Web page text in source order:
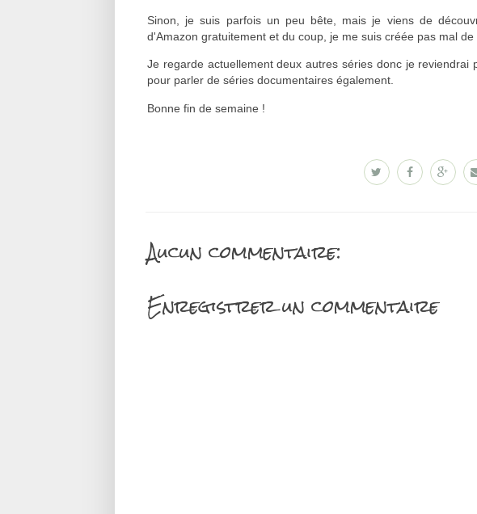
Sinon, je suis parfois un peu bête, mais je viens de
d'Amazon gratuitement et du coup, je me suis créée pas mal de
Je regarde actuellement deux autres séries donc je reviendrai
pour parler de séries documentaires également.
Bonne fin de semaine !
Aucun commentaire:
Enregistrer un commentaire